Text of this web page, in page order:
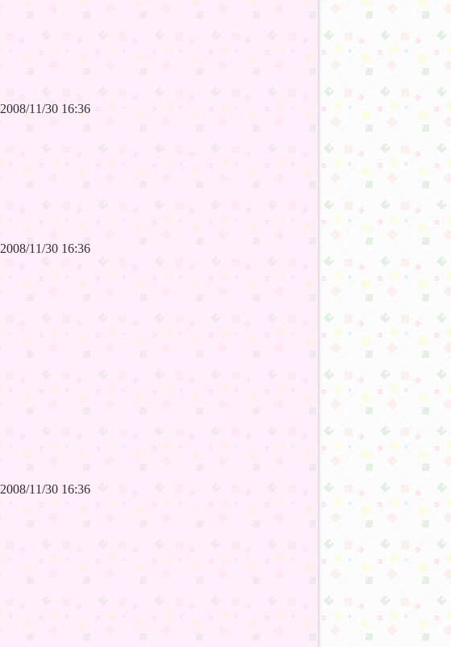
2008/11/30 16:36
2008/11/30 16:36
2008/11/30 16:36